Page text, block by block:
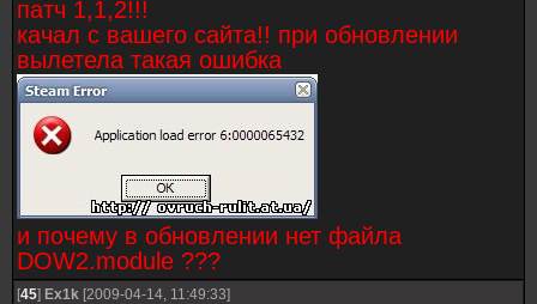
патч 1,1,2!!!
качал с вашего сайта!! при обновлении
вылетела такая ошибка
и почему в обновлении нет файла
DOW2.module ???
[45] Ex1k [2009-04-14, 11:49:33]